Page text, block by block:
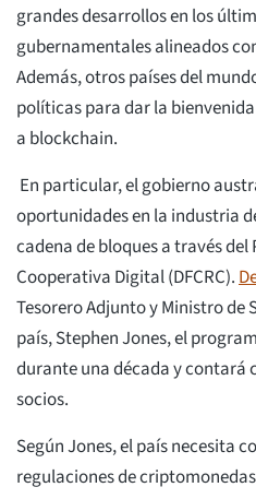
grandes desarrollos en los
gubernamentales alineados
Además, otros países del
políticas para dar la
a blockchain.
En particular, el gobierno
oportunidades en la industria
cadena de bloques a través
Cooperativa Digital (DFCRC).
Tesorero Adjunto y Ministro de
país, Stephen Jones, el
durante una década y contará
socios.
Según Jones, el país necesita
regulaciones de